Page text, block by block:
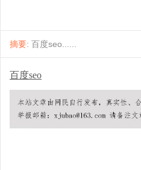
摘要: 百度seo......
百度seo